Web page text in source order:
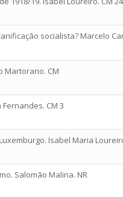
socialista? Marcelo
Martorano. CM
CM 3
Isabel Maria
Salomão Malina. NR